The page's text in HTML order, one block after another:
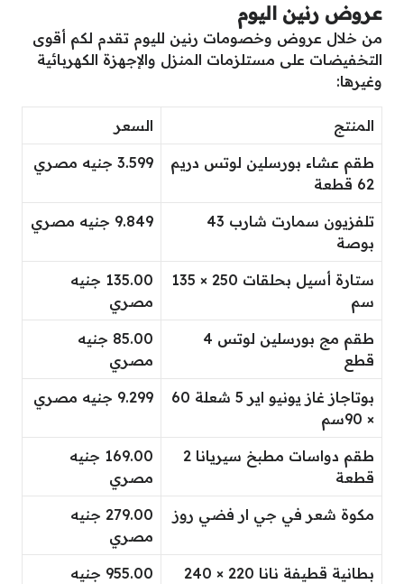
عروض رنين اليوم
من خلال عروض وخصومات رنين لليوم تقدم لكم أقوى
التخفيضات على مستلزمات المنزل والإجهزة الكهربائية
وغيرها:
المنتج السعر
طقم عشاء بورسلين لوتس دريم
62 قطعة
3.599 جنيه مصري
تلفزيون سمارت شارب 43
بوصة
9.849 جنيه مصري
ستارة أسيل بحلقات 250 × 135
سم
135.00 جنيه
مصري
طقم مج بورسلين لوتس 4
قطع
85.00 جنيه
مصري
بوتاجاز غاز يونيو اير 5 شعلة 60
× 90سم
9.299 جنيه مصري
طقم دواسات مطبخ سيريانا 2
قطعة
169.00 جنيه
مصري
مكوة شعر في جي ار فضي روز
279.00 جنيه
مصري
بطانية قطيفة نانا 220 × 240
955.00 جنيه